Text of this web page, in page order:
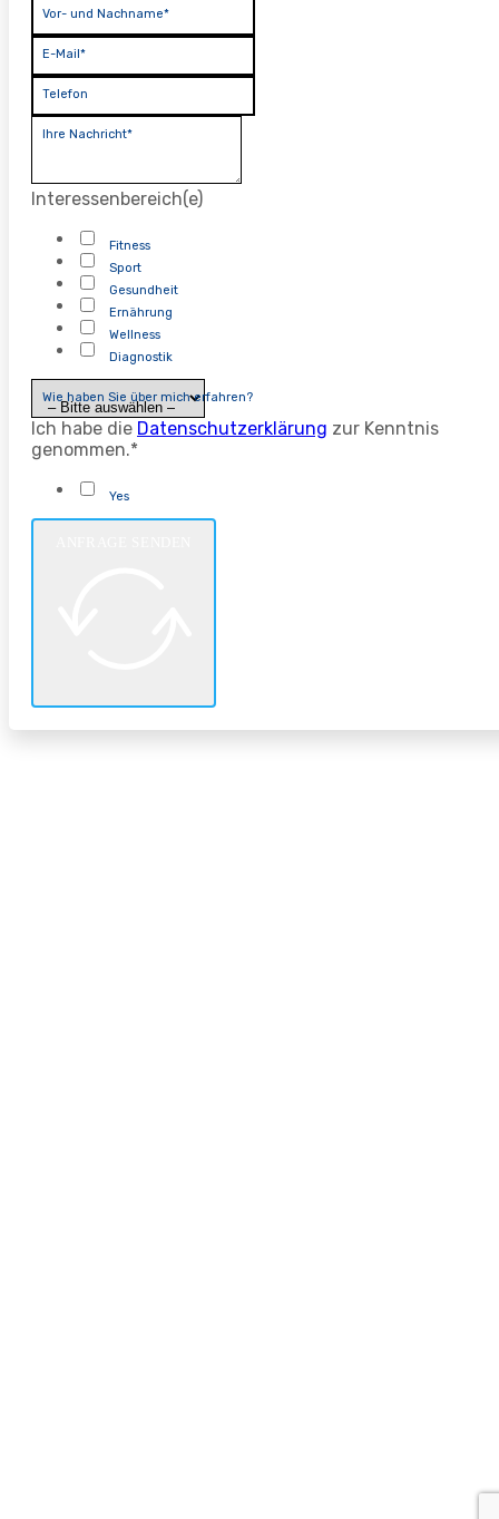
Vor- und Nachname*
E-Mail*
Telefon
Ihre Nachricht*
Interessenbereich(e)
Fitness
Sport
Gesundheit
Ernährung
Wellness
Diagnostik
Wie haben Sie über mich erfahren?
Ich habe die Datenschutzerklärung zur Kenntnis
genommen.*
Yes